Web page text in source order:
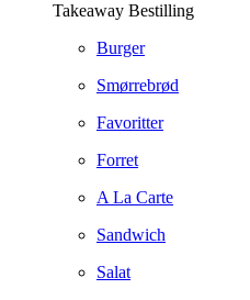
Takeaway Bestilling
Burger
Smørrebrød
Favoritter
Forret
A La Carte
Sandwich
Salat